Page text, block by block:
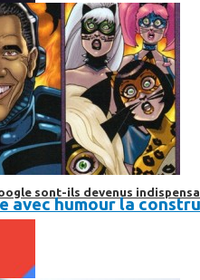
sont-ils devenus
avec humour la